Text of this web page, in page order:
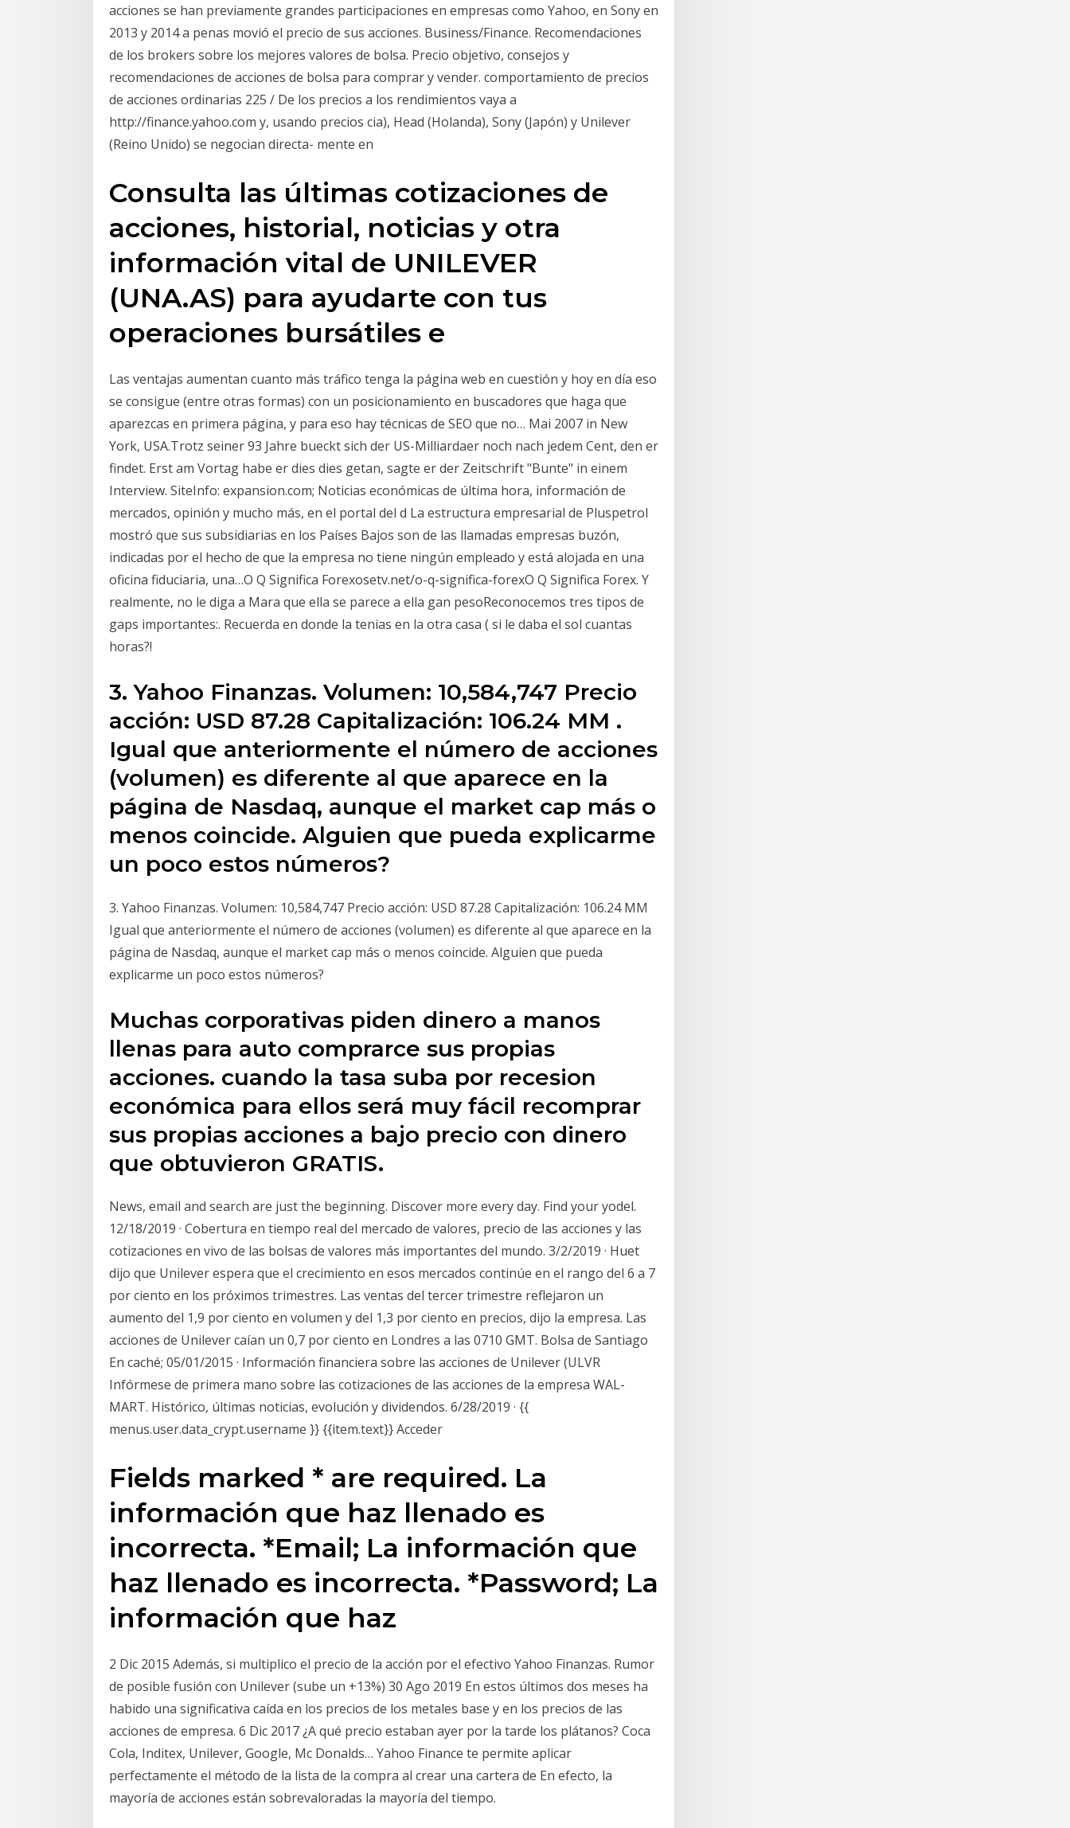
acciones se han previamente grandes participaciones en empresas como Yahoo, en Sony en
2013 y 2014 a penas movió el precio de sus acciones. Business/Finance. Recomendaciones
de los brokers sobre los mejores valores de bolsa. Precio objetivo, consejos y
recomendaciones de acciones de bolsa para comprar y vender. comportamiento de precios
de acciones ordinarias 225 / De los precios a los rendimientos vaya a
http://finance.yahoo.com y, usando precios cia), Head (Holanda), Sony (Japón) y Unilever
(Reino Unido) se negocian directa- mente en
Consulta las últimas cotizaciones de
acciones, historial, noticias y otra
información vital de UNILEVER
(UNA.AS) para ayudarte con tus
operaciones bursátiles e
Las ventajas aumentan cuanto más tráfico tenga la página web en cuestión y hoy en día eso
se consigue (entre otras formas) con un posicionamiento en buscadores que haga que
aparezcas en primera página, y para eso hay técnicas de SEO que no… Mai 2007 in New
York, USA.Trotz seiner 93 Jahre bueckt sich der US-Milliardaer noch nach jedem Cent, den er
findet. Erst am Vortag habe er dies dies getan, sagte er der Zeitschrift "Bunte" in einem
Interview. SiteInfo: expansion.com; Noticias económicas de última hora, información de
mercados, opinión y mucho más, en el portal del d La estructura empresarial de Pluspetrol
mostró que sus subsidiarias en los Países Bajos son de las llamadas empresas buzón,
indicadas por el hecho de que la empresa no tiene ningún empleado y está alojada en una
oficina fiduciaria, una…O Q Significa Forexosetv.net/o-q-significa-forexO Q Significa Forex. Y
realmente, no le diga a Mara que ella se parece a ella gan pesoReconocemos tres tipos de
gaps importantes:. Recuerda en donde la tenias en la otra casa ( si le daba el sol cuantas
horas?!
3. Yahoo Finanzas. Volumen: 10,584,747 Precio
acción: USD 87.28 Capitalización: 106.24 MM .
Igual que anteriormente el número de acciones
(volumen) es diferente al que aparece en la
página de Nasdaq, aunque el market cap más o
menos coincide. Alguien que pueda explicarme
un poco estos números?
3. Yahoo Finanzas. Volumen: 10,584,747 Precio acción: USD 87.28 Capitalización: 106.24 MM
Igual que anteriormente el número de acciones (volumen) es diferente al que aparece en la
página de Nasdaq, aunque el market cap más o menos coincide. Alguien que pueda
explicarme un poco estos números?
Muchas corporativas piden dinero a manos
llenas para auto comprarce sus propias
acciones. cuando la tasa suba por recesion
económica para ellos será muy fácil recomprar
sus propias acciones a bajo precio con dinero
que obtuvieron GRATIS.
News, email and search are just the beginning. Discover more every day. Find your yodel.
12/18/2019 · Cobertura en tiempo real del mercado de valores, precio de las acciones y las
cotizaciones en vivo de las bolsas de valores más importantes del mundo. 3/2/2019 · Huet
dijo que Unilever espera que el crecimiento en esos mercados continúe en el rango del 6 a 7
por ciento en los próximos trimestres. Las ventas del tercer trimestre reflejaron un
aumento del 1,9 por ciento en volumen y del 1,3 por ciento en precios, dijo la empresa. Las
acciones de Unilever caían un 0,7 por ciento en Londres a las 0710 GMT. Bolsa de Santiago
En caché; 05/01/2015 · Información financiera sobre las acciones de Unilever (ULVR
Infórmese de primera mano sobre las cotizaciones de las acciones de la empresa WAL-
MART. Histórico, últimas noticias, evolución y dividendos. 6/28/2019 · {{
menus.user.data_crypt.username }} {{item.text}} Acceder
Fields marked * are required. La
información que haz llenado es
incorrecta. *Email; La información que
haz llenado es incorrecta. *Password; La
información que haz
2 Dic 2015 Además, si multiplico el precio de la acción por el efectivo Yahoo Finanzas. Rumor
de posible fusión con Unilever (sube un +13%) 30 Ago 2019 En estos últimos dos meses ha
habido una significativa caída en los precios de los metales base y en los precios de las
acciones de empresa. 6 Dic 2017 ¿A qué precio estaban ayer por la tarde los plátanos? Coca
Cola, Inditex, Unilever, Google, Mc Donalds… Yahoo Finance te permite aplicar
perfectamente el método de la lista de la compra al crear una cartera de En efecto, la
mayoría de acciones están sobrevaloradas la mayoría del tiempo.